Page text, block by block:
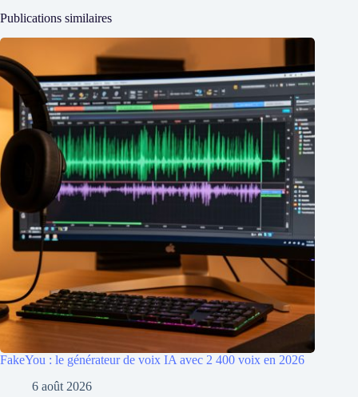
Publications similaires
FakeYou : le générateur de voix IA avec 2 400 voix en 2026
6 août 2026